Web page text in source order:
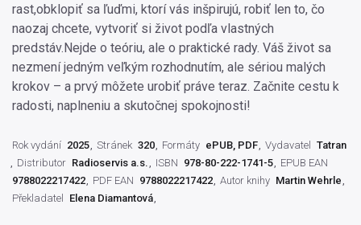
rast,obklopiť sa ľuďmi, ktorí vás inšpirujú, robiť len to, čo
naozaj chcete, vytvoriť si život podľa vlastných
predstáv.Nejde o teóriu, ale o praktické rady. Váš život sa
nezmení jedným veľkým rozhodnutím, ale sériou malých
krokov – a prvý môžete urobiť práve teraz. Začnite cestu k
radosti, naplneniu a skutočnej spokojnosti!
Rok vydání 2025 Stránek 320 Formáty ePUB, PDF Vydavatel
Tatran
Distributor Radioservis a.s. ISBN 978-80-222-1741-5
EPUB EAN
9788022217422
PDF EAN 9788022217422 Autor knihy Martin Wehrle
Překladatel
Elena Diamantová